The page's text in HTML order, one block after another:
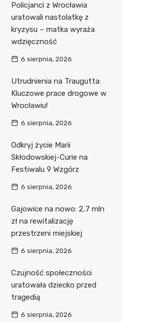
Policjanci z Wrocławia
uratowali nastolatkę z
kryzysu – matka wyraża
wdzięczność
6 sierpnia, 2026
Utrudnienia na Traugutta:
Kluczowe prace drogowe w
Wrocławiu!
6 sierpnia, 2026
Odkryj życie Marii
Skłodowskiej-Curie na
Festiwalu 9 Wzgórz
6 sierpnia, 2026
Gajowice na nowo: 2,7 mln
zł na rewitalizację
przestrzeni miejskiej
6 sierpnia, 2026
Czujność społeczności
uratowała dziecko przed
tragedią
6 sierpnia, 2026